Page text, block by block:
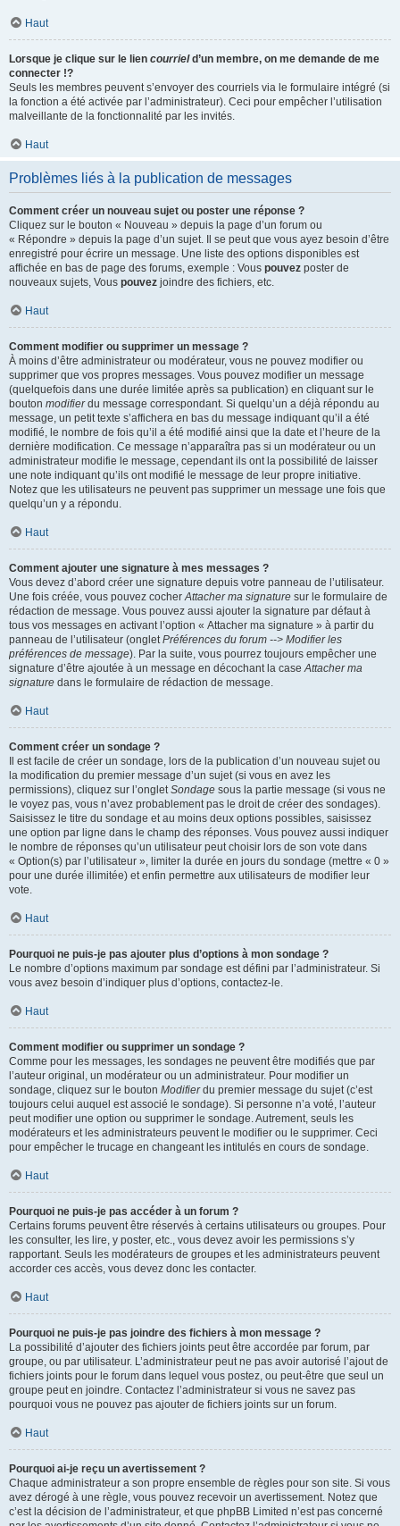
Haut
Lorsque je clique sur le lien courrield’un membre, on me demande de me
connecter !?
Seuls les membres peuvent s’envoyer des courriels via le formulaire intégré (si
la fonction a été activée par l’administrateur). Ceci pour empêcher l’utilisation
malveillante de la fonctionnalité par les invités.
Haut
Problèmes liés à la publication de messages
Comment créer un nouveau sujet ou poster une réponse ?
Cliquez sur le bouton « Nouveau » depuis la page d’un forum ou
« Répondre » depuis la page d’un sujet. Il se peut que vous ayez besoin d’être
enregistré pour écrire un message. Une liste des options disponibles est
affichée en bas de page des forums, exemple : Vous pouvez poster de
nouveaux sujets, Vous pouvez joindre des fichiers, etc.
Haut
Comment modifier ou supprimer un message ?
À moins d’être administrateur ou modérateur, vous ne pouvez modifier ou
supprimer que vos propres messages. Vous pouvez modifier un message
(quelquefois dans une durée limitée après sa publication) en cliquant sur le
bouton modifierdu message correspondant. Si quelqu’un a déjà répondu au
message, un petit texte s’affichera en bas du message indiquant qu’il a été
modifié, le nombre de fois qu’il a été modifié ainsi que la date et l’heure de la
dernière modification. Ce message n’apparaîtra pas si un modérateur ou un
administrateur modifie le message, cependant ils ont la possibilité de laisser
une note indiquant qu’ils ont modifié le message de leur propre initiative.
Notez que les utilisateurs ne peuvent pas supprimer un message une fois que
quelqu’un y a répondu.
Haut
Comment ajouter une signature à mes messages ?
Vous devez d’abord créer une signature depuis votre panneau de l’utilisateur.
Une fois créée, vous pouvez cocherAttacher ma signature sur le formulaire de
rédaction de message. Vous pouvez aussi ajouter la signature par défaut à
tous vos messages en activant l’option « Attacher ma signature » à partir du
panneau de l’utilisateur (ongletPréférences du forum --> Modifier les
préférences de message). Par la suite, vous pourrez toujours empêcher une
signature d’être ajoutée à un message en décochant la caseAttacher ma
signature dans le formulaire de rédaction de message.
Haut
Comment créer un sondage ?
Il est facile de créer un sondage, lors de la publication d’un nouveau sujet ou
la modification du premier message d’un sujet (si vous en avez les
permissions), cliquez sur l’ongletSondage sous la partie message (si vous ne
le voyez pas, vous n’avez probablement pas le droit de créer des sondages).
Saisissez le titre du sondage et au moins deux options possibles, saisissez
une option par ligne dans le champ des réponses. Vous pouvez aussi indiquer
le nombre de réponses qu’un utilisateur peut choisir lors de son vote dans
« Option(s) par l’utilisateur », limiter la durée en jours du sondage (mettre « 0 »
pour une durée illimitée) et enfin permettre aux utilisateurs de modifier leur
vote.
Haut
Pourquoi ne puis-je pas ajouter plus d’options à mon sondage ?
Le nombre d’options maximum par sondage est défini par l’administrateur. Si
vous avez besoin d’indiquer plus d’options, contactez-le.
Haut
Comment modifier ou supprimer un sondage ?
Comme pour les messages, les sondages ne peuvent être modifiés que par
l’auteur original, un modérateur ou un administrateur. Pour modifier un
sondage, cliquez sur le bouton Modifierdu premier message du sujet (c’est
toujours celui auquel est associé le sondage). Si personne n’a voté, l’auteur
peut modifier une option ou supprimer le sondage. Autrement, seuls les
modérateurs et les administrateurs peuvent le modifier ou le supprimer. Ceci
pour empêcher le trucage en changeant les intitulés en cours de sondage.
Haut
Pourquoi ne puis-je pas accéder à un forum ?
Certains forums peuvent être réservés à certains utilisateurs ou groupes. Pour
les consulter, les lire, y poster, etc., vous devez avoir les permissions s’y
rapportant. Seuls les modérateurs de groupes et les administrateurs peuvent
accorder ces accès, vous devez donc les contacter.
Haut
Pourquoi ne puis-je pas joindre des fichiers à mon message ?
La possibilité d’ajouter des fichiers joints peut être accordée par forum, par
groupe, ou par utilisateur. L’administrateur peut ne pas avoir autorisé l’ajout de
fichiers joints pour le forum dans lequel vous postez, ou peut-être que seul un
groupe peut en joindre. Contactez l’administrateur si vous ne savez pas
pourquoi vous ne pouvez pas ajouter de fichiers joints sur un forum.
Haut
Pourquoi ai-je reçu un avertissement ?
Chaque administrateur a son propre ensemble de règles pour son site. Si vous
avez dérogé à une règle, vous pouvez recevoir un avertissement. Notez que
c’est la décision de l’administrateur, et que phpBB Limited n’est pas concerné